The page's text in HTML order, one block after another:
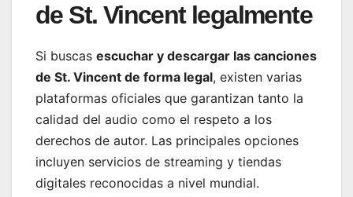
de St. Vincent legalmente
Si buscas escuchar y descargar las canciones
de St. Vincent de forma legal, existen varias
plataformas oficiales que garantizan tanto la
calidad del audio como el respeto a los
derechos de autor. Las principales opciones
incluyen servicios de streaming y tiendas
digitales reconocidas a nivel mundial.